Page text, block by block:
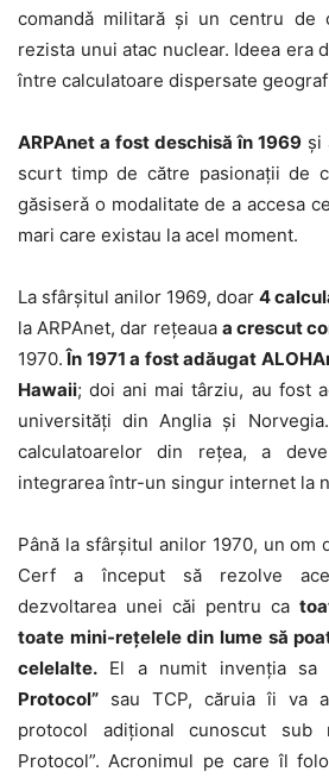
comandǎ militară şi un centru de
rezista unui atac nuclear. Ideea era
între calculatoare dispersate
ARPAnet a fost deschisă în 1969 şi
scurt timp de către pasionaţii de
găsiserǎ o modalitate de a accesa
mari care existau la acel moment.
La sfârşitul anilor 1969, doar 4
la ARPAnet, dar reţeaua a crescut
1970.În 1971 a fost adăugat
Hawaii; doi ani mai târziu, au fost
universităţi din Anglia şi
calculatoarelor din reţea, a
integrarea într-un singur internet la
Până la sfârşitul anilor 1970, un om
Cerf a început să rezolve
dezvoltarea unei căi pentru ca
toate mini-reţelele din lume să
celelalte. El a numit invenţia sa
Protocol” sau TCP, căruia îi va
protocol adiţional cunoscut sub
Protocol”. Acronimul pe care îl